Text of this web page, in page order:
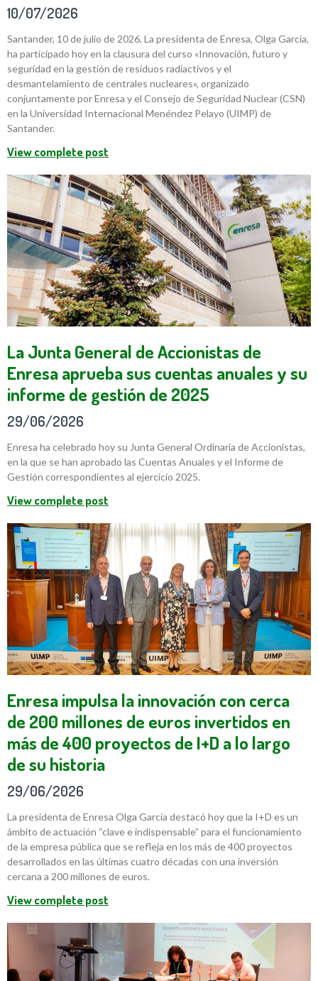
10/07/2026
Santander, 10 de julio de 2026. La presidenta de Enresa, Olga García,
ha participado hoy en la clausura del curso «Innovación, futuro y
seguridad en la gestión de residuos radiactivos y el
desmantelamiento de centrales nucleares», organizado
conjuntamente por Enresa y el Consejo de Seguridad Nuclear (CSN)
en la Universidad Internacional Menéndez Pelayo (UIMP) de
Santander.
View complete post
La Junta General de Accionistas de
Enresa aprueba sus cuentas anuales y su
informe de gestión de 2025
29/06/2026
Enresa ha celebrado hoy su Junta General Ordinaria de Accionistas,
en la que se han aprobado las Cuentas Anuales y el Informe de
Gestión correspondientes al ejercicio 2025.
View complete post
Enresa impulsa la innovación con cerca
de 200 millones de euros invertidos en
más de 400 proyectos de I+D a lo largo
de su historia
29/06/2026
La presidenta de Enresa Olga García destacó hoy que la I+D es un
ámbito de actuación “clave e indispensable” para el funcionamiento
de la empresa pública que se refleja en los más de 400 proyectos
desarrollados en las últimas cuatro décadas con una inversión
cercana a 200 millones de euros.
View complete post